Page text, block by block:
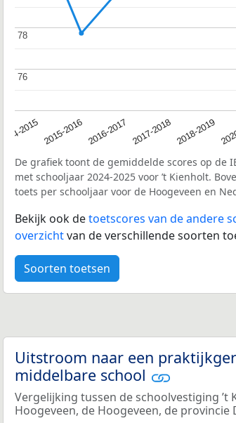
2015 2015-2016 2016-2017 2017-2018 2018-2019
76
76
78
78
De grafiek toont de gemiddelde scores op de
met schooljaar 2024-2025 voor ’t Kienholt.
toets per schooljaar voor de Hoogeveen en
Bekijk ook detoetscores van de andere
overzichtvan de verschillende soorten
Soorten toetsen
Uitstroom naar een
middelbare school
Vergelijking tussen de schoolvestiging
Hoogeveen, de Hoogeveen, de